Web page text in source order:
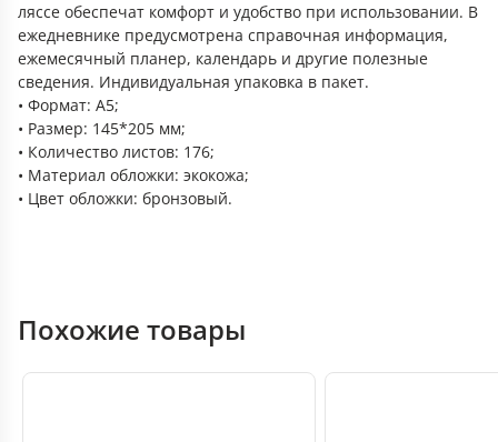
ляссе обеспечат комфорт и удобство при использовании. В
ежедневнике предусмотрена справочная информация,
ежемесячный планер, календарь и другие полезные
сведения. Индивидуальная упаковка в пакет.
• Формат: А5;
• Размер: 145*205 мм;
• Количество листов: 176;
• Материал обложки: экокожа;
• Цвет обложки: бронзовый.
Похожие товары